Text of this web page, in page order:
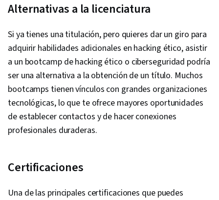
Alternativas a la licenciatura
Si ya tienes una titulación, pero quieres dar un giro para
adquirir habilidades adicionales en hacking ético, asistir
a un bootcamp de hacking ético o ciberseguridad podría
ser una alternativa a la obtención de un título. Muchos
bootcamps tienen vínculos con grandes organizaciones
tecnológicas, lo que te ofrece mayores oportunidades
de establecer contactos y de hacer conexiones
profesionales duraderas.
Certificaciones
Una de las principales certificaciones que puedes